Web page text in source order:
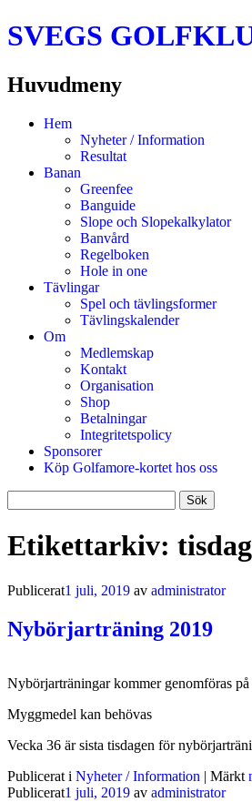
SVEGS
Huvudmeny
HoppaHem
Nyheter / Information
Resultat
Banan
Greenfee
Banguide
Slope och Slopekalkylator
Banvård
Regelboken
Hole in one
Tävlingar
Spel och tävlingsformer
Tävlingskalender
Om
Medlemskap
Kontakt
Organisation
Shop
Betalningar
Integritetspolicy
Sponsorer
Köp Golfamore-kortet hos oss
efter:
Etikettarkiv:
Publicerat1 juli, 2019 av administrator
Nybörjarträning 2019
Nybörjarträningar kommer genomföras
Myggmedel kan behövas
Vecka 36 är sista tisdagen för
Publicerat i Nyheter / Information Märkt
Publicerat1 juli, 2019 av administrator